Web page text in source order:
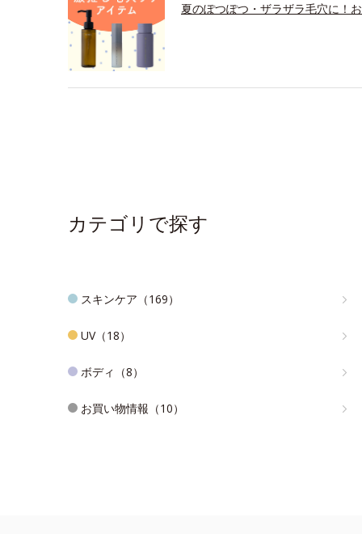
夏のぽつぽつ・ザラザラ毛穴に！
カテゴリで探す
スキンケア（169）
UV（18）
ボディ（8）
お買い物情報（10）